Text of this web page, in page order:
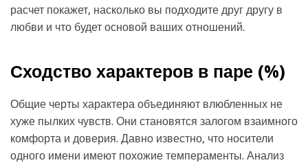
расчет покажет, насколько вы подходите друг другу в
любви и что будет основой ваших отношений.
Сходство характеров в паре (%)
Общие черты характера объединяют влюбленных не
хуже пылких чувств. Они становятся залогом взаимного
комфорта и доверия. Давно известно, что носители
одного имени имеют похожие темпераменты. Анализ